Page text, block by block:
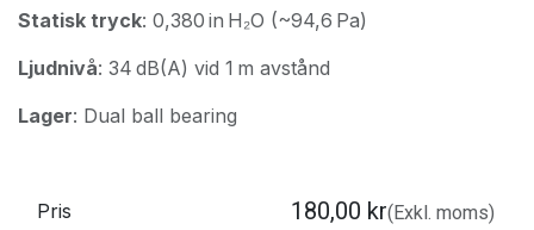
Statisk tryck: 0,380 in H₂O (~94,6 Pa)
Ljudnivå: 34 dB(A) vid 1 m avstånd
Lager: Dual ball bearing
Pris 180,00 kr(Exkl. moms)